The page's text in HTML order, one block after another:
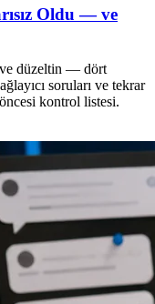
Oldu — ve
ve düzeltin — dört
soruları ve tekrar
kontrol listesi.